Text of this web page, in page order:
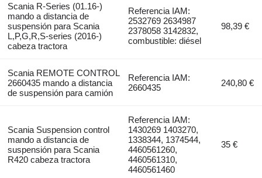
Scania R-Series (01.16-)
mando a distancia de
suspensión para Scania
L,P,G,R,S-series (2016-)
cabeza tractora
Referencia IAM:
2532769 2634987
2378058 3142832,
combustible: diésel
98,39 €
Scania REMOTE CONTROL
2660435 mando a distancia
de suspensión para camión
Referencia IAM:
2660435
240,80 €
Scania Suspension control
mando a distancia de
suspensión para Scania
R420 cabeza tractora
Referencia IAM:
1430269 1403270,
1338344, 1374544,
4460561260,
4460561310,
4460561460
35 €